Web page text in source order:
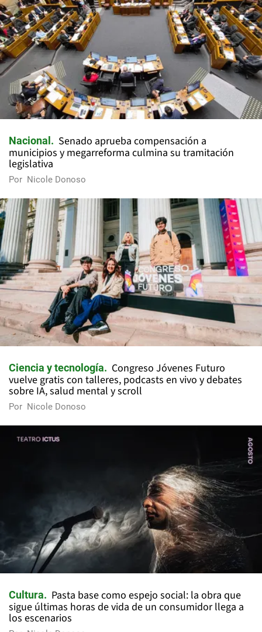
Nacional
Senado aprueba compensación a
municipios y megarreforma culmina su tramitación
legislativa
Por Nicole Donoso
Ciencia y tecnología
Congreso Jóvenes Futuro
vuelve gratis con talleres, podcasts en vivo y debates
sobre IA, salud mental y scroll
Por Nicole Donoso
Cultura
Pasta base como espejo social: la obra que
sigue últimas horas de vida de un consumidor llega a
los escenarios